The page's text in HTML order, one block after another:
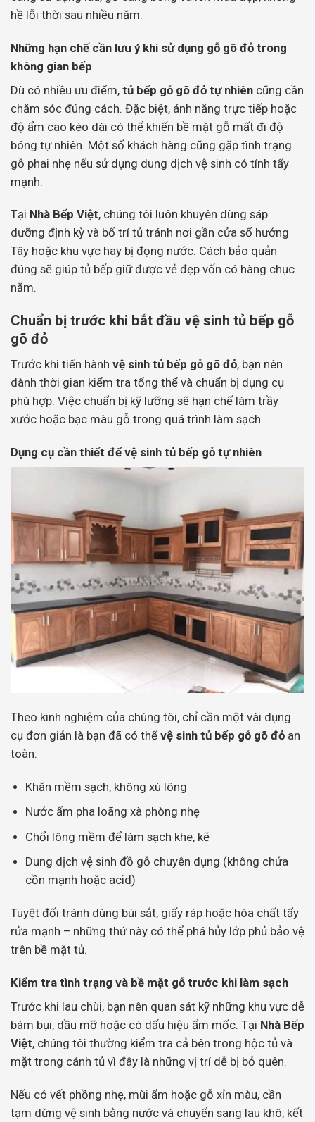
hề lỗi thời sau nhiều năm.
Những hạn chế cần lưu ý khi sử dụng gỗ gõ đỏ trong
không gian bếp
Dù có nhiều ưu điểm, tủ bếp gỗ gõ đỏ tự nhiên cũng cần
chăm sóc đúng cách. Đặc biệt, ánh nắng trực tiếp hoặc
độ ẩm cao kéo dài có thể khiến bề mặt gỗ mất đi độ
bóng tự nhiên. Một số khách hàng cũng gặp tình trạng
gỗ phai nhẹ nếu sử dụng dung dịch vệ sinh có tính tẩy
mạnh.
Tại Nhà Bếp Việt, chúng tôi luôn khuyên dùng sáp
dưỡng định kỳ và bố trí tủ tránh nơi gần cửa sổ hướng
Tây hoặc khu vực hay bị đọng nước. Cách bảo quản
đúng sẽ giúp tủ bếp giữ được vẻ đẹp vốn có hàng chục
năm.
Chuẩn bị trước khi bắt đầu vệ sinh tủ bếp gỗ
gõ đỏ
Trước khi tiến hành vệ sinh tủ bếp gỗ gõ đỏ, bạn nên
dành thời gian kiểm tra tổng thể và chuẩn bị dụng cụ
phù hợp. Việc chuẩn bị kỹ lưỡng sẽ hạn chế làm trầy
xước hoặc bạc màu gỗ trong quá trình làm sạch.
Dụng cụ cần thiết để vệ sinh tủ bếp gỗ tự nhiên
Theo kinh nghiệm của chúng tôi, chỉ cần một vài dụng
cụ đơn giản là bạn đã có thể vệ sinh tủ bếp gỗ gõ đỏ an
toàn:
Khăn mềm sạch, không xù lông
Nước ấm pha loãng xà phòng nhẹ
Chổi lông mềm để làm sạch khe, kẽ
Dung dịch vệ sinh đồ gỗ chuyên dụng (không chứa
cồn mạnh hoặc acid)
Tuyệt đối tránh dùng búi sắt, giấy ráp hoặc hóa chất tẩy
rửa mạnh – những thứ này có thể phá hủy lớp phủ bảo vệ
trên bề mặt tủ.
Kiểm tra tình trạng và bề mặt gỗ trước khi làm sạch
Trước khi lau chùi, bạn nên quan sát kỹ những khu vực dễ
bám bụi, dầu mỡ hoặc có dấu hiệu ẩm mốc. Tại Nhà Bếp
Việt, chúng tôi thường kiểm tra cả bên trong hộc tủ và
mặt trong cánh tủ vì đây là những vị trí dễ bị bỏ quên.
Nếu có vết phồng nhẹ, mùi ẩm hoặc gỗ xỉn màu, cần
tạm dừng vệ sinh bằng nước và chuyển sang lau khô, kết